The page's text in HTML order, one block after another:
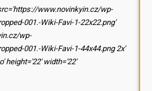
www.novinkyin.cz/wp-
001.-Wiki-Favi-1-22x22.png'
wp-
001.-Wiki-Favi-1-44x44.png 2x'
height='22' width='22'